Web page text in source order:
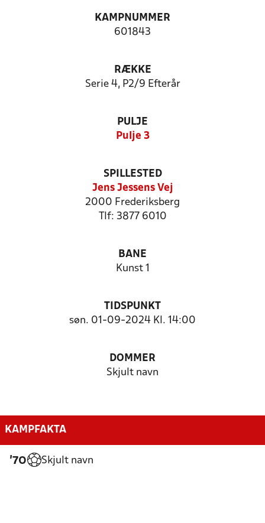
KAMPNUMMER
601843
RÆKKE
Serie 4, P2/9 Efterår
PULJE
Pulje 3
SPILLESTED
Jens Jessens Vej
2000 Frederiksberg
Tlf: 3877 6010
BANE
Kunst 1
TIDSPUNKT
søn. 01-09-2024 Kl. 14:00
DOMMER
Skjult navn
KAMPFAKTA
'70 Skjult navn